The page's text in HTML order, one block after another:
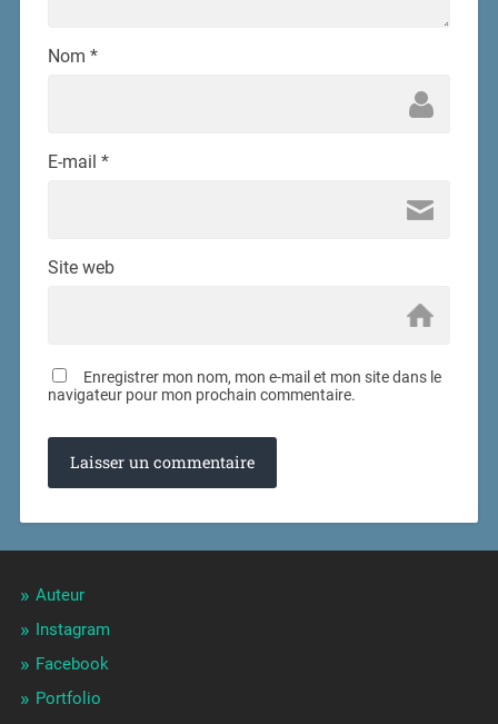
Nom *
E-mail *
Site web
Enregistrer mon nom, mon e-mail et mon site dans le
navigateur pour mon prochain commentaire.
Auteur
Instagram
Facebook
Portfolio